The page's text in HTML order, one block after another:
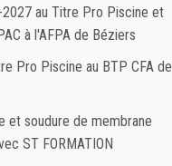
2027 au Titre Pro Piscine et
à l'AFPA de Béziers
Pro Piscine au BTP CFA de
et soudure de membrane
ST FORMATION